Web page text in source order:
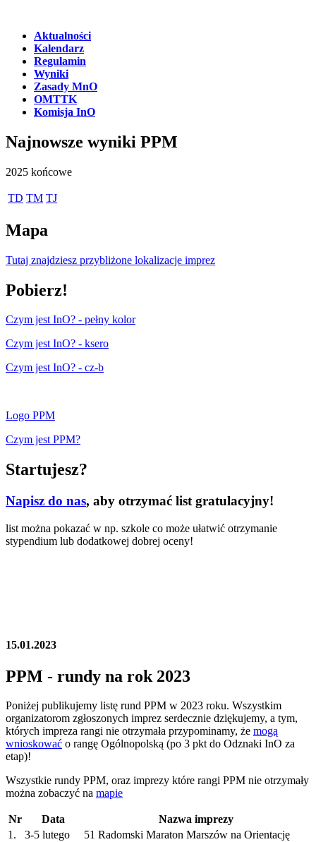
Aktualności
Kalendarz
Regulamin
Wyniki
Zasady MnO
OMTTK
Komisja InO
Najnowsze wyniki PPM
2025 końcowe
TD TM TJ
Mapa
Tutaj znajdziesz przybliżone lokalizacje imprez
Pobierz!
Czym jest InO? - pełny kolor
Czym jest InO? - ksero
Czym jest InO? - cz-b
Logo PPM
Czym jest PPM?
Startujesz?
Napisz do nas, aby otrzymać list gratulacyjny!
list można pokazać w np. szkole co może ułatwić otrzymanie
stypendium lub dodatkowej dobrej oceny!
15.01.2023
PPM - rundy na rok 2023
Poniżej publikujemy listę rund PPM w 2023 roku. Wszystkim
organizatorom zgłoszonych imprez serdecznie dziękujemy, a tym,
których impreza rangi nie otrzymała przypominamy, że mogą
wnioskować o rangę Ogólnopolską (po 3 pkt do Odznaki InO za
etap)!
Wszystkie rundy PPM, oraz imprezy które rangi PPM nie otrzymały
można zobaczyć na mapie
Nr Data
Nazwa imprezy
1.
3-5 lutego
51 Radomski Maraton Marszów na Orientację